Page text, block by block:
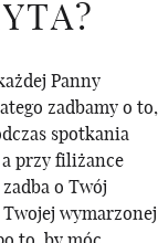
Panny
zadbamy o to,
spotkania
przy filiżance
o Twój
wymarzonej